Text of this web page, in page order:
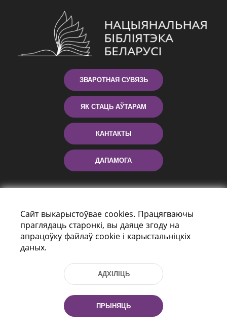
ЗВАРОТНАЯ СУВЯЗЬ
ЯК СТАЦЬ АЎТАРАМ
КАНТАКТЫ
ДАПАМОГА
г. Мiнск, Рэспубліка Беларусь, 220114
Тэл.: (+375 17) 368 37 37, Факс: (+375 17)
Эл. пошта: inbox@nlb.by
Сайт выкарыстоўвае cookies. Працягваючы
праглядаць старонкі, вы даяце згоду на
апрацоўку файлаў cookie і карыстальніцкіх
даных.
АДХІЛІЦЬ
ПРЫНЯЦЬ